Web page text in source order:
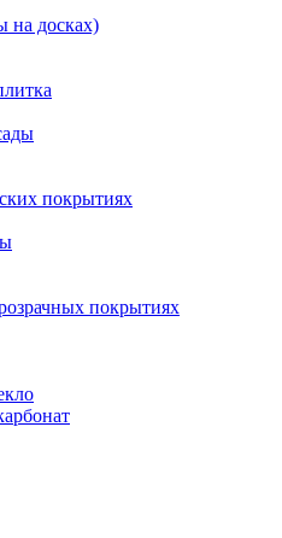
на досках)
покрытиях
покрытиях